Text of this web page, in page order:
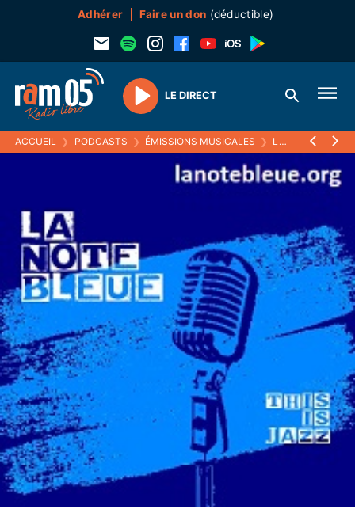
Adhérer Faire un don (déductible)
Play
LE DIRECT
ACCUEIL ❯ PODCASTS ❯ ÉMISSIONS MUSICALES ❯ LA NOTE BLEUE